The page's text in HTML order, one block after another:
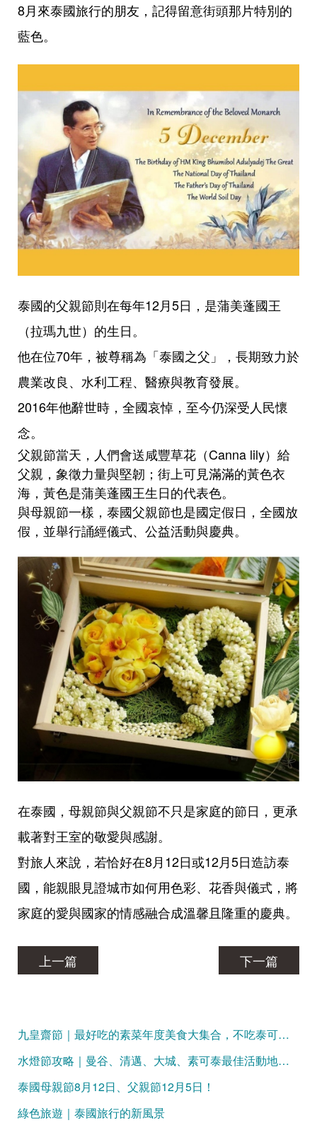
8月來泰國旅行的朋友，記得留意街頭那片特別的
藍色。
泰國的父親節則在每年12月5日，是蒲美蓬國王
（拉瑪九世）的生日。
他在位70年，被尊稱為「泰國之父」，長期致力於
農業改良、水利工程、醫療與教育發展。
2016年他辭世時，全國哀悼，至今仍深受人民懷
念。
父親節當天，人們會送咸豐草花（Canna lily）給
父親，象徵力量與堅韌；街上可見滿滿的黃色衣
海，黃色是蒲美蓬國王生日的代表色。
與母親節一樣，泰國父親節也是國定假日，全國放
假，並舉行誦經儀式、公益活動與慶典。
在泰國，母親節與父親節不只是家庭的節日，更承
載著對王室的敬愛與感謝。
對旅人來說，若恰好在8月12日或12月5日造訪泰
國，能親眼見證城市如何用色彩、花香與儀式，將
家庭的愛與國家的情感融合成溫馨且隆重的慶典。
上一篇 下一篇
九皇齋節｜最好吃的素菜年度美食大集合，不吃泰可惜！
水燈節攻略｜曼谷、清邁、大城、素可泰最佳活動地點大盤點
泰國母親節8月12日、父親節12月5日！
綠色旅遊｜泰國旅行的新風景